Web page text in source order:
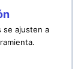
se ajusten a